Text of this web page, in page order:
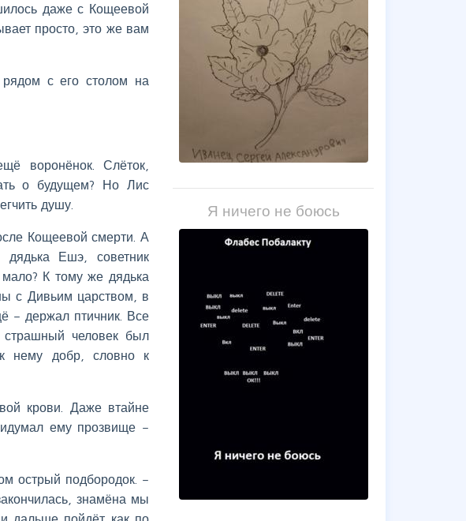
даже с Кощеевой
просто, это же вам
с его столом на
воронёнок. Слёток,
о будущем? Но Лис
душу.
Кощеевой смерти. А
Ешэ, советник
К тому же дядька
с Дивьим царством, в
– держал птичник. Все
человек был
нему добр, словно к
крови. Даже втайне
ему прозвище –
острый подбородок. –
знамёна мы
Я ничего не боюсь